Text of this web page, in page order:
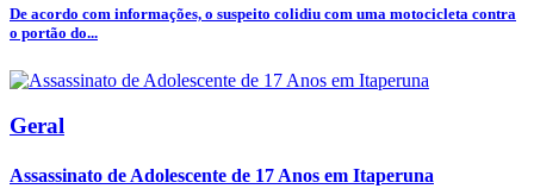
De acordo com informações, o suspeito colidiu com uma motocicleta contra
o portão do...
Geral
Assassinato de Adolescente de 17 Anos em Itaperuna